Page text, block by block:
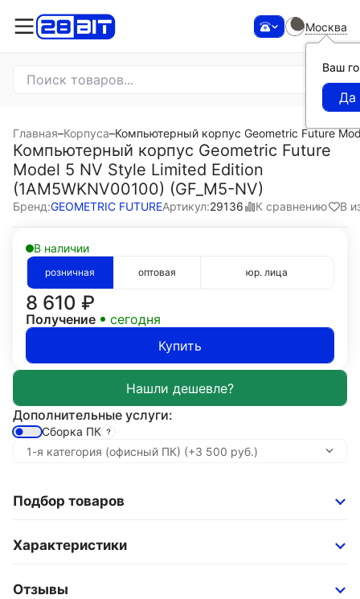
Москва
Ваш
Главная–Корпуса–Компьютерный корпус Geometric Future
Компьютерный корпус Geometric Future
Model 5 NV Style Limited Edition
(1AM5WKNV00100) (GF_M5-NV)
Бренд:GEOMETRIC FUTUREАртикул:29136 К сравнению В
В наличии
розничная оптовая юр. лица
8 610 ₽
Получение
сегодня
Купить
Дополнительные услуги:
Сборка ПК
Подбор товаров
Характеристики
Отзывы